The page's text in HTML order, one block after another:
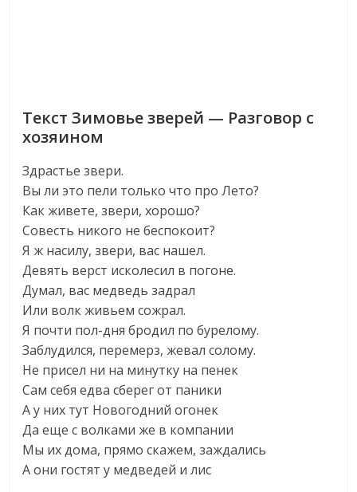
Текст Зимовье зверей — Разговор с
хозяином
Здрастье звери.
Вы ли это пели только что про Лето?
Как живете, звери, хорошо?
Совесть никого не беспокоит?
Я ж насилу, звери, вас нашел.
Девять верст исколесил в погоне.
Думал, вас медведь задрал
Или волк живьем сожрал.
Я почти пол-дня бродил по бурелому.
Заблудился, перемерз, жевал солому.
Не присел ни на минутку на пенек
Сам себя едва сберег от паники
А у них тут Новогодний огонек
Да еще с волками же в компании
Мы их дома, прямо скажем, заждались
А они гостят у медведей и лис